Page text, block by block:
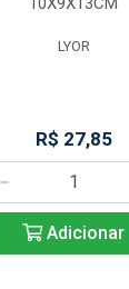
LYOR
R$ 27,85
Adicionar